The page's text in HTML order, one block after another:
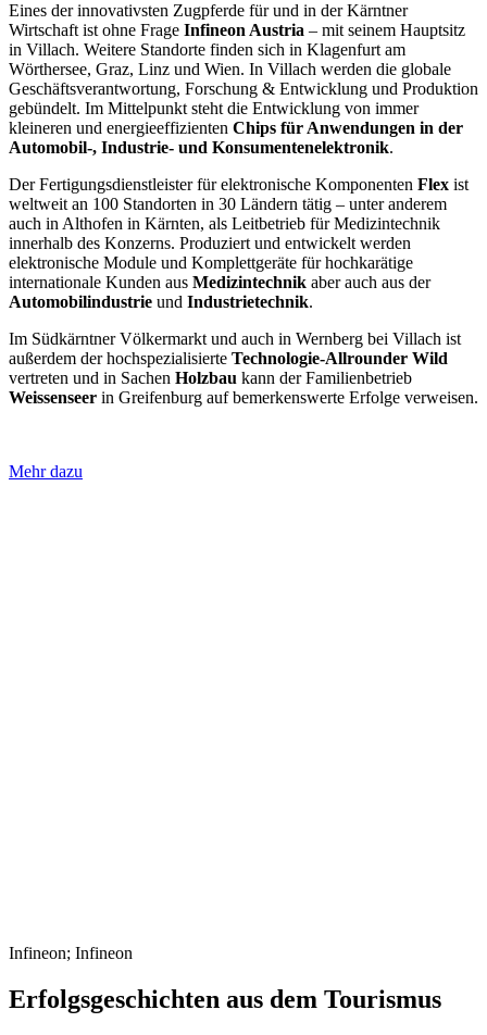
Eines der innovativsten Zugpferde für und in der Kärntner
Wirtschaft ist ohne Frage Infineon Austria – mit seinem Hauptsitz
in Villach. Weitere Standorte finden sich in Klagenfurt am
Wörthersee, Graz, Linz und Wien. In Villach werden die globale
Geschäftsverantwortung, Forschung & Entwicklung und Produktion
gebündelt. Im Mittelpunkt steht die Entwicklung von immer
kleineren und energieeffizienten Chips für Anwendungen in der
Automobil-, Industrie- und Konsumentenelektronik.
Der Fertigungsdienstleister für elektronische Komponenten Flex ist
weltweit an 100 Standorten in 30 Ländern tätig – unter anderem
auch in Althofen in Kärnten, als Leitbetrieb für Medizintechnik
innerhalb des Konzerns. Produziert und entwickelt werden
elektronische Module und Komplettgeräte für hochkarätige
internationale Kunden aus Medizintechnik aber auch aus der
Automobilindustrie und Industrietechnik.
Im Südkärntner Völkermarkt und auch in Wernberg bei Villach ist
außerdem der hochspezialisierte Technologie-Allrounder Wild
vertreten und in Sachen Holzbau kann der Familienbetrieb
Weissenseer in Greifenburg auf bemerkenswerte Erfolge verweisen.
Mehr dazu
Infineon; Infineon
Erfolgsgeschichten aus dem Tourismus